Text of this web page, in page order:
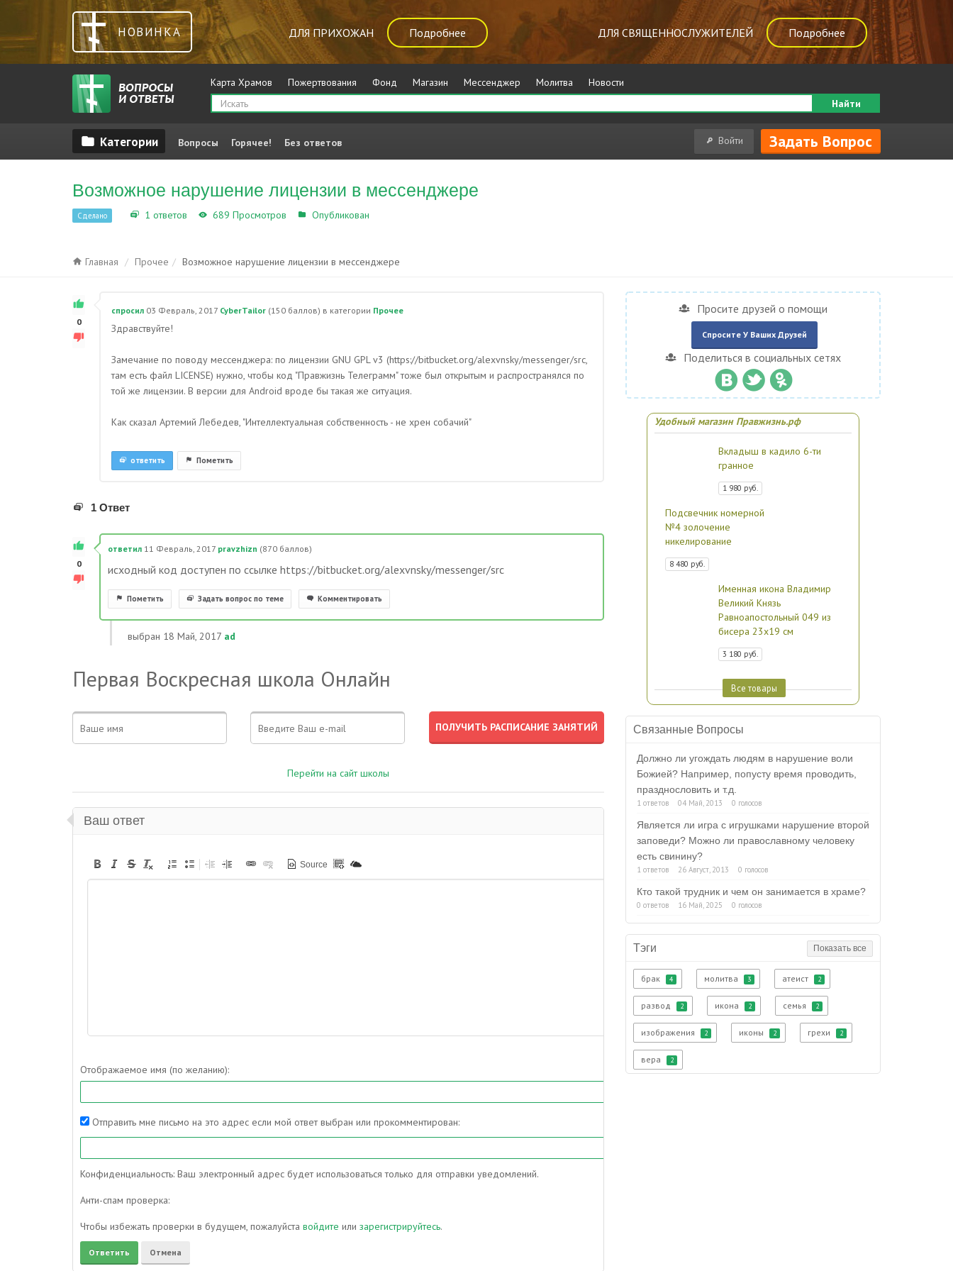
НОВИНКА ДЛЯ ПРИХОЖАН Подробнее ДЛЯ СВЯЩЕННОСЛУЖИТЕЛЕЙ Подробнее
Карта Храмов Пожертвования Фонд Магазин Мессенджер Молитва
Новости
Найти
Вопросы Горячее! Без ответов Войти Задать Вопрос
Возможное нарушение лицензии в мессенджере
Сделано 1 ответов 689 Просмотров Опубликован
Главная Прочее Возможное нарушение лицензии в мессенджере
0
спросил 03 Февраль, 2017 CyberTailor (150 баллов) в категории Прочее
Здравствуйте!
Замечание по поводу мессенджера: по лицензии GNU GPL v3 (https://bitbucket.org/alexvnsky/messenger/src,
там есть файл LICENSE) нужно, чтобы код "Правжизнь Телеграмм" тоже был открытым и распространялся по
той же лицензии. В версии для Android вроде бы такая же ситуация.
Как сказал Артемий Лебедев, "Интеллектуальная собственность - не хрен собачий"
Пометить
ответить
1 Ответ
0
ответил 11 Февраль, 2017 pravzhizn (870 баллов)
исходный код доступен по ссылке https://bitbucket.org/alexvnsky/messenger/src
Пометить Задать вопрос по теме Комментировать
выбран 18 Май, 2017 ad
Первая Воскресная школа Онлайн
Перейти на сайт школы
Ваш ответ
Source
Отображаемое имя (по желанию):
Отправить мне письмо на это адрес если мой ответ выбран или прокомментирован:
Конфиденциальность: Ваш электронный адрес будет использоваться только для отправки уведомлений.
Анти-спам проверка:
Чтобы избежать проверки в будущем, пожалуйста войдите или зарегистрируйтесь.
Просите друзей о помощи
Спросите У Ваших Друзей
Поделиться в социальных сетях
Удобный магазин Правжизнь.рф
Вкладыш в кадило 6-ти
гранное
1 980 руб.
Подсвечник номерной
№4 золочение
никелирование
8 480 руб.
Именная икона Владимир
Великий Князь
Равноапостольный 049 из
бисера 23х19 см
3 180 руб.
Все товары
Связанные Вопросы
Должно ли угождать людям в нарушение воли
Божией? Например, попусту время проводить,
празднословить и т.д.
1 ответов 04 Май, 2013 0 голосов
Является ли игра с игрушками нарушение второй
заповеди? Можно ли православному человеку
есть свинину?
1 ответов 26 Август, 2013 0 голосов
Кто такой трудник и чем он занимается в храме?
0 ответов 16 Май, 2025 0 голосов
Тэги Показать все
брак 4 молитва 3 атеист 2
развод 2 икона 2 семья 2
изображения 2 иконы 2 грехи 2
вера 2